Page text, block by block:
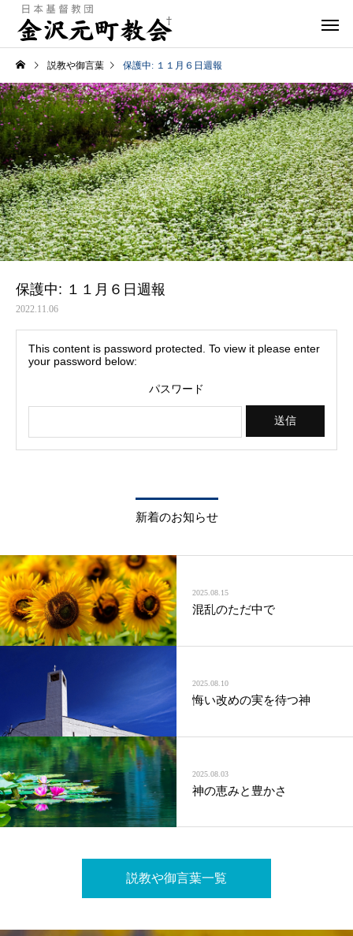
説教や御言葉 保護中: １１月６日週報
保護中: １１月６日週報
2022.11.06
This content is password protected. To view it please enter
your password below:
パスワード
新着のお知らせ
2025.08.15
混乱のただ中で
2025.08.10
悔い改めの実を待つ神
2025.08.03
神の恵みと豊かさ
説教や御言葉一覧